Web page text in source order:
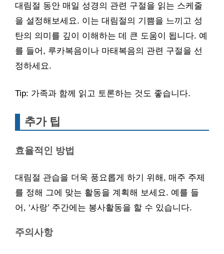
대림절 동안 매일 성경의 관련 구절을 읽는 스케줄
을 설정해보세요. 이는 대림절의 기쁨을 느끼고 성
탄의 의미를 깊이 이해하는 데 큰 도움이 됩니다. 예
를 들어, 루카복음이나 마태복음의 관련 구절을 선
정하세요.
Tip: 가족과 함께 읽고 토론하는 것도 좋습니다.
추가 팁
효율적인 방법
대림절 관습을 더욱 풍요롭게 하기 위해, 매주 주제
를 정해 그에 맞는 활동을 계획해 보세요. 예를 들
어, ‘사랑’ 주간에는 봉사활동을 할 수 있습니다.
주의사항